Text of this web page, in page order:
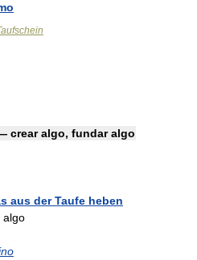
crear algo, fundar algo
aus der Taufe heben
algo